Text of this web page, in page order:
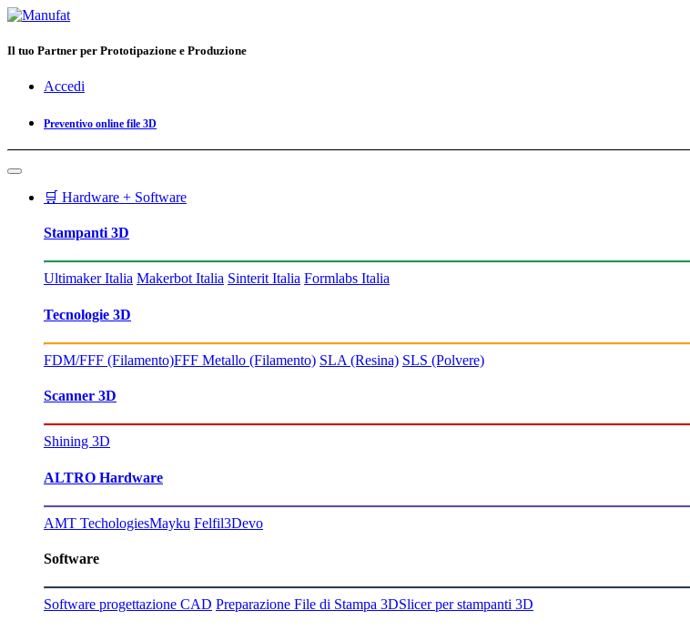
Il tuo Partner per Prototipazione e Produzione
Accedi
Preventivo online file 3D
🛒 Hardware + Software
Stampanti 3D
Ultimaker Italia Makerbot Italia Sinterit Italia Formlabs Italia
Tecnologie 3D
FDM/FFF (Filamento)FFF Metallo (Filamento) SLA (Resina) SLS (Polvere)
Scanner 3D
Shining 3D
ALTRO Hardware
AMT TechologiesMayku Felfil3Devo
Software
Software progettazione CAD Preparazione File di Stampa 3DSlicer per stampanti 3D